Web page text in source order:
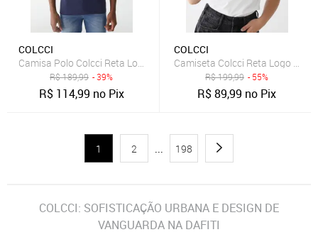
COLCCI
Camisa Polo Colcci Reta Logo Azul
R$189,99 - 39%
R$ 114,99 no Pix
COLCCI
Camiseta Colcci Reta Logo Off-
R$199,99 - 55%
R$89,99 no Pix
1 2 ... 198
COLCCI: SOFISTICAÇÃO URBANA E DESIGN DE
VANGUARDA NA DAFITI